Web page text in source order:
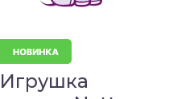
Игрушка